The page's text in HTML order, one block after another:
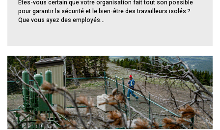
Êtes-vous certain que votre organisation fait tout son possible
pour garantir la sécurité et le bien-être des travailleurs isolés ?
Que vous ayez des employés...